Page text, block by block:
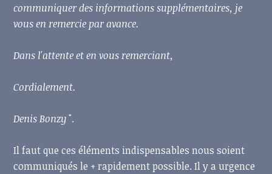
communiquer des informations supplémentaires, je
vous en remercie par avance.
Dans l'attente et en vous remerciant,
Cordialement.
Denis Bonzy".
Il faut que ces éléments indispensables nous soient
communiqués le + rapidement possible. Il y a urgence